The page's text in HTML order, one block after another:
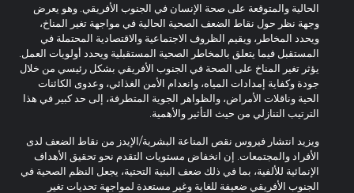
الحالية والمتوقعة على صحة الإنسان في الجنوب الأفريقي. وهو يعرض
وجهة نظر حول نقاط الضعف الصحية الحالية في مواجهة تغير المناخ،
ويحدد المخاطر، ويقيم الظروف الاجتماعية والاقتصادية المحتملة في
المستقبل فيما يتعلق بالمخاطر الصحية المستقبلية ويحدد أولويات العمل.
يؤثر تغير المناخ على الصحة في الجنوب الأفريقي بشكل رئيسي من خلال
جودة وكفاية إمدادات المياه، وانعدام الأمن الغذائي، وعدوى الكائنات
الحية وناقلات الأمراض، والظواهر الجوية المتطرفة، إلى حد كبير في هذا
الترتيب التنازلي من حيث التأثير والأهمية.
ويزيد انتشار فيروس نقص المناعة البشرية/الإيدز من نقاط الضعف لدى
الأفراد والمجتمعات. إن انخفاض مستويات التقدم نحو تحقيق الأهداف
الإنمائية للألفية، بما في ذلك ضعف البنية التحتية، يجعل النظم الصحية في
الجنوب الأفريقي ضعيفة للغاية وغير مستعدة لمواجهة تحديات تغير